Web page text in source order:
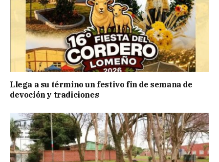
Llega a su término un festivo fin de semana de
devoción y tradiciones